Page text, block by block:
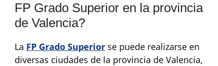
FP Grado Superior en la provincia
de Valencia?
La FP Grado Superior se puede realizarse en
diversas ciudades de la provincia de Valencia,